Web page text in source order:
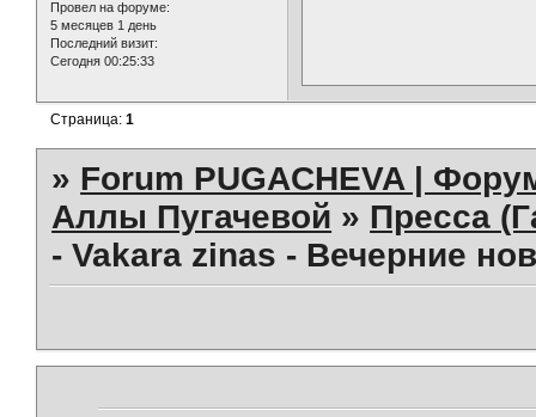
Провел на форуме:
5 месяцев 1 день
Последний визит:
Сегодня 00:25:33
Страница:1
» Forum PUGACHEVA |
Аллы Пугачевой » Пресса
- Vakara zinas - Вечерние